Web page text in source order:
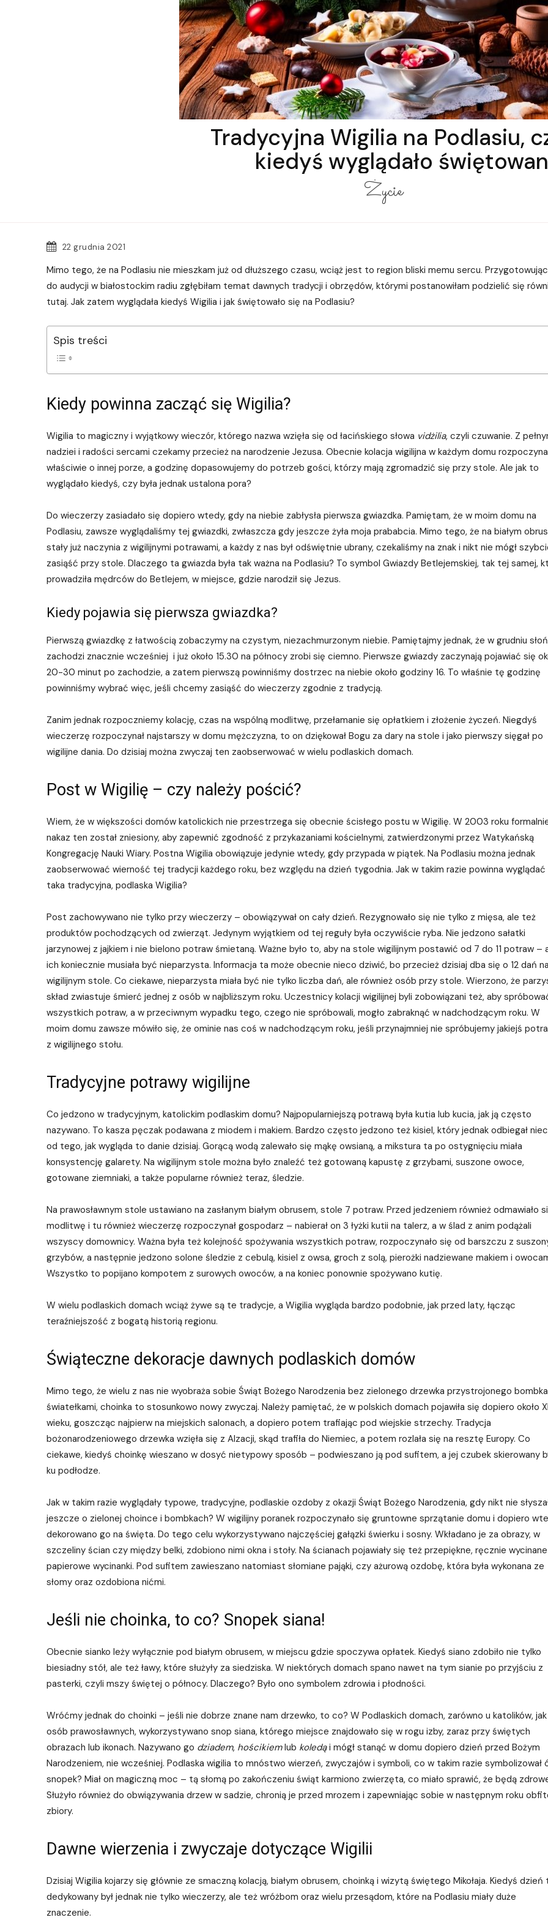
Tradycyjna Wigilia na Podlasiu,
kiedyś wyglądało
Życie
22 grudnia 2021
Mimo tego, że na Podlasiu nie mieszkam już od dłuższego czasu, wciąż jest to region bliski memu sercu.
do audycji w białostockim radiu zgłębiłam temat dawnych tradycji i obrzędów, którymi postanowiłam podzielić się
tutaj. Jak zatem wyglądała kiedyś Wigilia i jak świętowało się na Podlasiu?
Spis treści
Kiedy powinna zacząć się Wigilia?
Wigilia to magiczny i wyjątkowy wieczór, którego nazwa wzięła się od łacińskiego słowa vidżilia, czyli czuwanie. Z
nadziei i radości sercami czekamy przecież na narodzenie Jezusa. Obecnie kolacja wigilijna w każdym domu
właściwie o innej porze, a godzinę dopasowujemy do potrzeb gości, którzy mają zgromadzić się przy stole. Ale jak to
wyglądało kiedyś, czy była jednak ustalona pora?
Do wieczerzy zasiadało się dopiero wtedy, gdy na niebie zabłysła pierwsza gwiazdka. Pamiętam, że w moim domu na
Podlasiu, zawsze wyglądaliśmy tej gwiazdki, zwłaszcza gdy jeszcze żyła moja prababcia. Mimo tego, że na białym
stały już naczynia z wigilijnymi potrawami, a każdy z nas był odświętnie ubrany, czekaliśmy na znak i nikt nie mógł
zasiąść przy stole. Dlaczego ta gwiazda była tak ważna na Podlasiu? To symbol Gwiazdy Betlejemskiej, tak tej samej,
prowadziła mędrców do Betlejem, w miejsce, gdzie narodził się Jezus.
Kiedy pojawia się pierwsza gwiazdka?
Pierwszą gwiazdkę z łatwością zobaczymy na czystym, niezachmurzonym niebie. Pamiętajmy jednak, że w grudniu
zachodzi znacznie wcześniej i już około 15.30 na północy zrobi się ciemno. Pierwsze gwiazdy zaczynają pojawiać się
20-30 minut po zachodzie, a zatem pierwszą powinniśmy dostrzec na niebie około godziny 16. To właśnie tę godzinę
powinniśmy wybrać więc, jeśli chcemy zasiąść do wieczerzy zgodnie z tradycją.
Zanim jednak rozpoczniemy kolację, czas na wspólną modlitwę, przełamanie się opłatkiem i złożenie życzeń. Niegdyś
wieczerzę rozpoczynał najstarszy w domu mężczyzna, to on dziękował Bogu za dary na stole i jako pierwszy sięgał po
wigilijne dania. Do dzisiaj można zwyczaj ten zaobserwować w wielu podlaskich domach.
Post w Wigilię – czy należy pościć?
Wiem, że w większości domów katolickich nie przestrzega się obecnie ścisłego postu w Wigilię. W 2003 roku
nakaz ten został zniesiony, aby zapewnić zgodność z przykazaniami kościelnymi, zatwierdzonymi przez Watykańską
Kongregację Nauki Wiary. Postna Wigilia obowiązuje jedynie wtedy, gdy przypada w piątek. Na Podlasiu można jednak
zaobserwować wierność tej tradycji każdego roku, bez względu na dzień tygodnia. Jak w takim razie powinna wyglądać
taka tradycyjna, podlaska Wigilia?
Post zachowywano nie tylko przy wieczerzy – obowiązywał on cały dzień. Rezygnowało się nie tylko z mięsa, ale też
produktów pochodzących od zwierząt. Jedynym wyjątkiem od tej reguły była oczywiście ryba. Nie jedzono sałatki
jarzynowej z jajkiem i nie bielono potraw śmietaną. Ważne było to, aby na stole wigilijnym postawić od 7 do 11 potraw –
ich koniecznie musiała być nieparzysta. Informacja ta może obecnie nieco dziwić, bo przecież dzisiaj dba się o 12 dań na
wigilijnym stole. Co ciekawe, nieparzysta miała być nie tylko liczba dań, ale również osób przy stole. Wierzono, że
skład zwiastuje śmierć jednej z osób w najbliższym roku. Uczestnicy kolacji wigilijnej byli zobowiązani też, aby
wszystkich potraw, a w przeciwnym wypadku tego, czego nie spróbowali, mogło zabraknąć w nadchodzącym roku. W
moim domu zawsze mówiło się, że ominie nas coś w nadchodzącym roku, jeśli przynajmniej nie spróbujemy jakiejś
z wigilijnego stołu.
Tradycyjne potrawy wigilijne
Co jedzono w tradycyjnym, katolickim podlaskim domu? Najpopularniejszą potrawą była kutia lub kucia, jak ją często
nazywano. To kasza pęczak podawana z miodem i makiem. Bardzo często jedzono też kisiel, który jednak odbiegał
od tego, jak wygląda to danie dzisiaj. Gorącą wodą zalewało się mąkę owsianą, a mikstura ta po ostygnięciu miała
konsystencję galarety. Na wigilijnym stole można było znaleźć też gotowaną kapustę z grzybami, suszone owoce,
gotowane ziemniaki, a także popularne również teraz, śledzie.
Na prawosławnym stole ustawiano na zasłanym białym obrusem, stole 7 potraw. Przed jedzeniem również odmawiało
modlitwę i tu również wieczerzę rozpoczynał gospodarz – nabierał on 3 łyżki kutii na talerz, a w ślad z anim podążali
wszyscy domownicy. Ważna była też kolejność spożywania wszystkich potraw, rozpoczynało się od barszczu z
grzybów, a następnie jedzono solone śledzie z cebulą, kisiel z owsa, groch z solą, pierożki nadziewane makiem i
Wszystko to popijano kompotem z surowych owoców, a na koniec ponownie spożywano kutię.
W wielu podlaskich domach wciąż żywe są te tradycje, a Wigilia wygląda bardzo podobnie, jak przed laty, łącząc
teraźniejszość z bogatą historią regionu.
Świąteczne dekoracje dawnych podlaskich domów
Mimo tego, że wielu z nas nie wyobraża sobie Świąt Bożego Narodzenia bez zielonego drzewka przystrojonego
światełkami, choinka to stosunkowo nowy zwyczaj. Należy pamiętać, że w polskich domach pojawiła się dopiero około
wieku, goszcząc najpierw na miejskich salonach, a dopiero potem trafiając pod wiejskie strzechy. Tradycja
bożonarodzeniowego drzewka wzięła się z Alzacji, skąd trafiła do Niemiec, a potem rozlała się na resztę Europy. Co
ciekawe, kiedyś choinkę wieszano w dosyć nietypowy sposób – podwieszano ją pod sufitem, a jej czubek skierowany
ku podłodze.
Jak w takim razie wyglądały typowe, tradycyjne, podlaskie ozdoby z okazji Świąt Bożego Narodzenia, gdy nikt nie
jeszcze o zielonej choince i bombkach? W wigilijny poranek rozpoczynało się gruntowne sprzątanie domu i dopiero
dekorowano go na święta. Do tego celu wykorzystywano najczęściej gałązki świerku i sosny. Wkładano je za obrazy, w
szczeliny ścian czy między belki, zdobiono nimi okna i stoły. Na ścianach pojawiały się też przepiękne, ręcznie wycinane
papierowe wycinanki. Pod sufitem zawieszano natomiast słomiane pająki, czy ażurową ozdobę, która była wykonana ze
słomy oraz ozdobiona nićmi.
Jeśli nie choinka, to co? Snopek siana!
Obecnie sianko leży wyłącznie pod białym obrusem, w miejscu gdzie spoczywa opłatek. Kiedyś siano zdobiło nie tylko
biesiadny stół, ale też ławy, które służyły za siedziska. W niektórych domach spano nawet na tym sianie po przyjściu z
pasterki, czyli mszy świętej o północy. Dlaczego? Było ono symbolem zdrowia i płodności.
Wróćmy jednak do choinki – jeśli nie dobrze znane nam drzewko, to co? W Podlaskich domach, zarówno u katolików, jak
osób prawosławnych, wykorzystywano snop siana, którego miejsce znajdowało się w rogu izby, zaraz przy świętych
obrazach lub ikonach. Nazywano go dziadem, hościkiemlub koledąi mógł stanąć w domu dopiero dzień przed Bożym
Narodzeniem, nie wcześniej. Podlaska wigilia to mnóstwo wierzeń, zwyczajów i symboli, co w takim razie symbolizował
snopek? Miał on magiczną moc – tą słomą po zakończeniu świąt karmiono zwierzęta, co miało sprawić, że będą
Służyło również do obwiązywania drzew w sadzie, chronią je przed mrozem i zapewniając sobie w następnym roku
zbiory.
Dawne wierzenia i zwyczaje dotyczące Wigilii
Dzisiaj Wigilia kojarzy się głównie ze smaczną kolacją, białym obrusem, choinką i wizytą świętego Mikołaja. Kiedyś dzień
dedykowany był jednak nie tylko wieczerzy, ale też wróżbom oraz wielu przesądom, które na Podlasiu miały duże
znaczenie.